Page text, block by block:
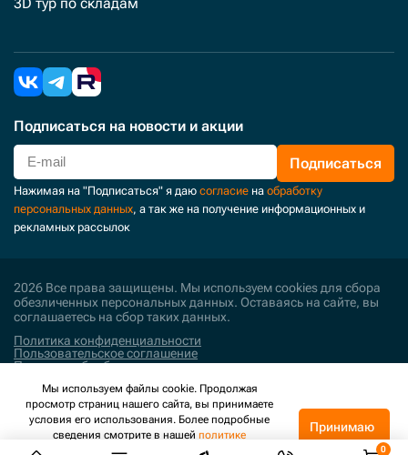
Подписаться на новости и акции
Подписаться
Нажимая на "Подписаться" я даю согласие на обработку
персональных данных, а так же на получение информационных и
рекламных рассылок
2026 Все права защищены. Мы используем cookies для сбора
обезличенных персональных данных. Оставаясь на сайте, вы
соглашаетесь на сбор таких данных.
Политика конфиденциальности
Пользовательское соглашение
Политика обработки персональных данных
Поддержка и развитие
Мы используем файлы cookie. Продолжая
просмотр страниц нашего сайта, вы принимаете
условия его использования. Более подробные
сведения смотрите в нашей политике
конфиденциальности.
Принимаю